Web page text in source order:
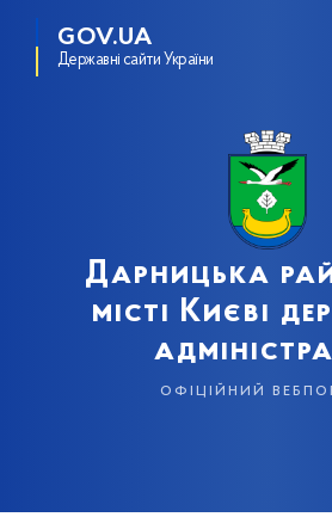
GOV.UA
Державні сайти України
Дарницька
місті Києві
офіційний